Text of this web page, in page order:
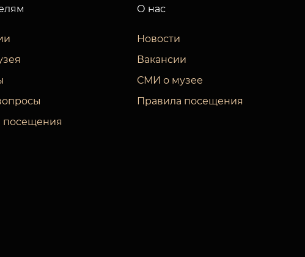
посещения
О нас
Новости
Вакансии
СМИ о музее
Правила посещения